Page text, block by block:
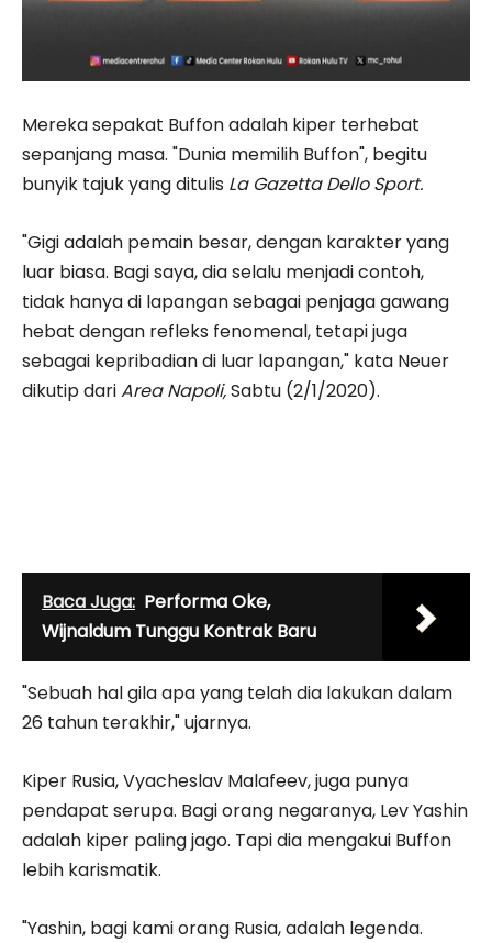
Mereka sepakat Buffon adalah kiper terhebat
sepanjang masa. "Dunia memilih Buffon", begitu
bunyik tajuk yang ditulis La Gazetta Dello Sport.
"Gigi adalah pemain besar, dengan karakter yang
luar biasa. Bagi saya, dia selalu menjadi contoh,
tidak hanya di lapangan sebagai penjaga gawang
hebat dengan refleks fenomenal, tetapi juga
sebagai kepribadian di luar lapangan," kata Neuer
dikutip dariArea Napoli,Sabtu (2/1/2020).
Baca Juga: Performa Oke,
Wijnaldum Tunggu Kontrak Baru
"Sebuah hal gila apa yang telah dia lakukan dalam
26 tahun terakhir," ujarnya.
Kiper Rusia, Vyacheslav Malafeev, juga punya
pendapat serupa. Bagi orang negaranya, Lev Yashin
adalah kiper paling jago. Tapi dia mengakui Buffon
lebih karismatik.
"Yashin, bagi kami orang Rusia, adalah legenda.